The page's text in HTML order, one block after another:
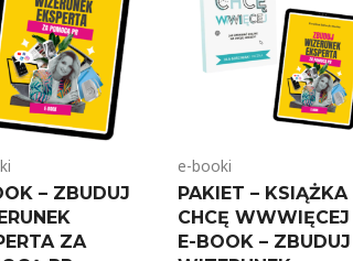
– ZBUDUJ
ZA
e-booki
PAKIET – KSIĄŻKA
CHCĘ WWWIĘCEJ
E-BOOK – ZBUDUJ